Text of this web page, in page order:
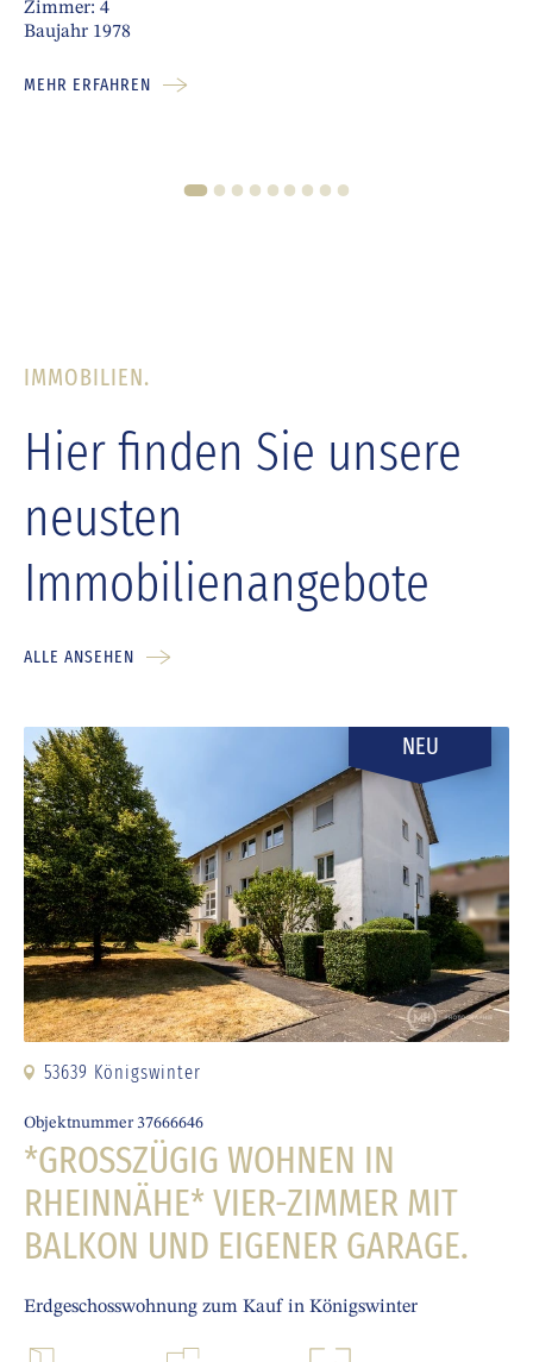
Zimmer: 4
Baujahr 1978
MEHR ERFAHREN
1 2 3 4 5 6 7 8 9
IMMOBILIEN.
Hier finden Sie unsere
neusten
Immobilienangebote
ALLE ANSEHEN
NEU
53639 Königswinter
Objektnummer 37666646
*GROSSZÜGIG WOHNEN IN R
HEINNÄHE* VIER-ZIMMER MIT B
ALKON UND EIGENER GARAGE.
Erdgeschosswohnung zum Kauf in Königswinter